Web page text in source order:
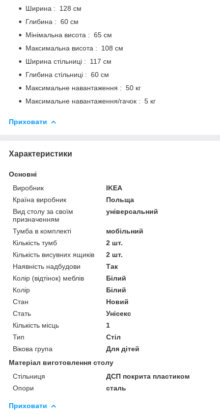
Ширина : 128 см
Глибина : 60 ​​см
Мінімальна висота : 65 см
Максимальна висота : 108 см
Ширина стільниці : 117 см
Глибина стільниці : 60 см
Максимальне навантаження : 50 кг
Максимальне навантаження/гачок : 5 кг
Приховати
Характеристики
Основні
Виробник
IKEA
Країна виробник
Польща
Вид столу за своїм
призначенням
універсальний
Тумба в комплекті
мобільний
Кількість тумб
2 шт.
Кількість висувних ящиків
2 шт.
Наявність надбудови
Так
Колір (відтінок) меблів
Білий
Колір
Білий
Стан
Новий
Стать
Унісекс
Кількість місць
1
Тип
Стіл
Вікова група
Для дітей
Матеріал виготовлення столу
Стільниця
ДСП покрита пластиком
Опори
сталь
Приховати